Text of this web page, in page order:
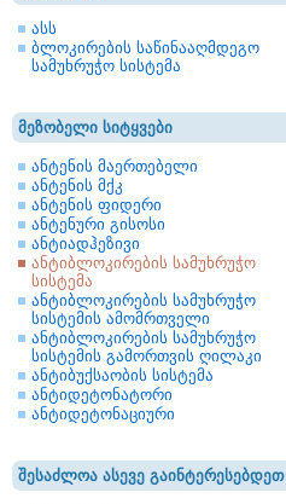
ასს
ბლოკირების საწინააღმდეგო
სამუხრუჭო სისტემა
მეზობელი სიტყვები
ანტენის მაერთებელი
ანტენის მქკ
ანტენის ფიდერი
ანტენური გისოსი
ანტიადჰეზივი
ანტიბლოკირების სამუხრუჭო
სისტემა
ანტიბლოკირების სამუხრუჭო
სისტემის ამომრთველი
ანტიბლოკირების სამუხრუჭო
სისტემის გამორთვის ღილაკი
ანტიბუქსაობის სისტემა
ანტიდეტონატორი
ანტიდეტონაციური
შესაძლოა ასევე გაინტერესებდეთ